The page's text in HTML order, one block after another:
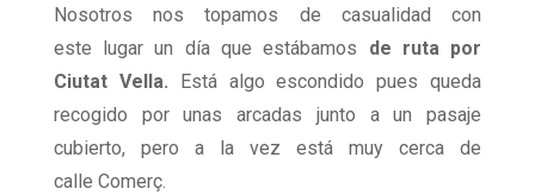
Nosotros nos topamos de casualidad con
este lugar un día que estábamos de ruta por
Ciutat Vella. Está algo escondido pues queda
recogido por unas arcadas junto a un pasaje
cubierto, pero a la vez está muy cerca de
calle Comerç.